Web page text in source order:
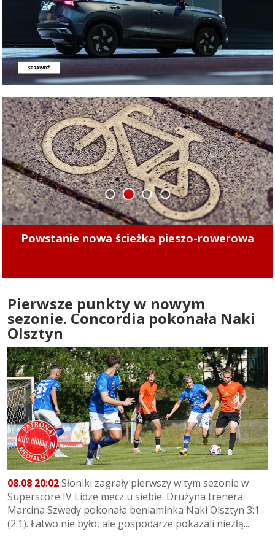
Minęły 4 lata. Sprawdziliśmy, czy kierowcy
1 2 3 4
Pierwsze punkty w nowym
sezonie. Concordia pokonała Naki
Olsztyn
08.08 20:02Słoniki zagrały pierwszy w tym sezonie w
Superscore IV Lidze mecz u siebie. Drużyna trenera
Marcina Szwedy pokonała beniaminka Naki Olsztyn 3:1
(2:1). Łatwo nie było, ale gospodarze pokazali niezłą...